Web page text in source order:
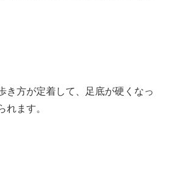
き方が定着して、足底が硬くなっ
れます。